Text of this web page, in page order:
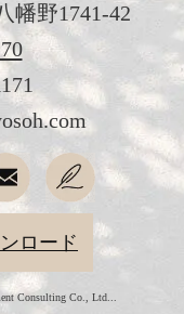
幡野1741-42
ロード
Consulting Co., Ltd...
ー